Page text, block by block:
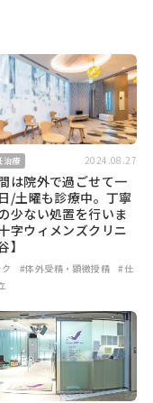
治療 2024.08.27
は院外で過ごせて一
/土曜も診療中。丁寧
少ない処置を行いま
字ウィメンズクリニ
】
#体外受精・顕微授精
#仕